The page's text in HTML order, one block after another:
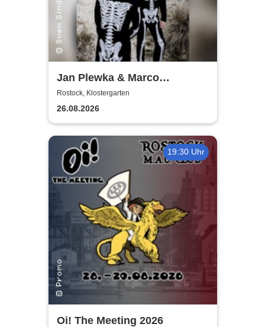
Jan Plewka & Marco
Schmedtje - Between the
Lights
Rostock, Klostergarten
26.08.2026
19:30 Uhr
Oi! The Meeting 2026